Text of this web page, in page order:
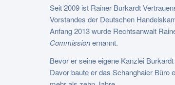
Seit 2009 ist Rainer Burkardt
Vorstandes der Deutschen
Anfang 2013 wurde Rechtsanwalt
Commissionernannt.
Bevor er seine eigene Kanzlei
Davor baute er das Schanghaier Büro